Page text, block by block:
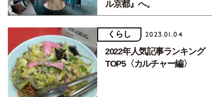
ル京都』へ。
くらし 2023.01.04
2022年人気記事ランキング
TOP5〈カルチャー編〉